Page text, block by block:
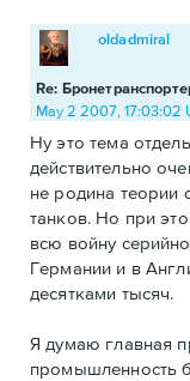
Re:
oldadmiral
May 2 2007, 17:03:02
Ну это тема
действительно
не родина теории
танков. Но при
всю войну
Германии и в
десятками тысяч.
Я думаю главная
промышленность